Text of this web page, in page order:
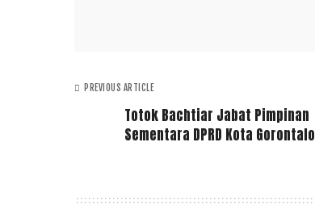
PREVIOUS ARTICLE
Totok Bachtiar Jabat Pimpinan
Sementara DPRD Kota Gorontalo